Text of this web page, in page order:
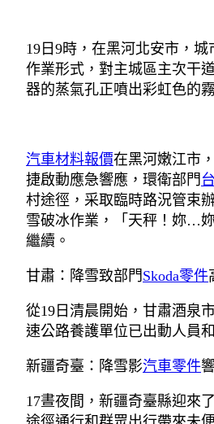
19日9時，在黑河北安市，
作業形式，對主城區主次干
器的蒸氣孔正噴出彩虹色的
汽車材料報價在黑河嫩江市
捷啟動應急響應，環衛部門
村途徑，采取臨時路況管束
雪破冰作業，「天秤！妳…
繼續。
甘肅：降雪致部門 Skoda零件
從19日清晨開始，甘肅酒泉
速公路養護單位已出動人員
新疆奇臺：降雪影汽車零件
17晝夜間，新疆奇臺縣迎來